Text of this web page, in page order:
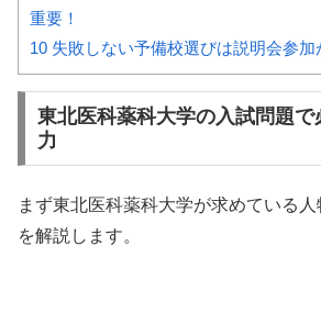
重要！
10 失敗しない予備校選びは説明会参加
東北医科薬科大学の入試問題
力
まず東北医科薬科大学が求めている
を解説します。